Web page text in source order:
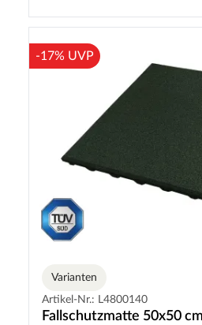
-17% UVP
Varianten
Artikel-Nr.: L4800140
Fallschutzmatte 50x50